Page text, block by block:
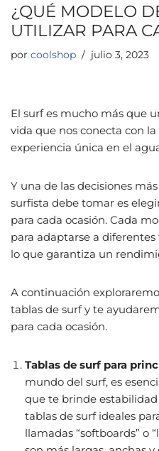
¿QUÉ MODELO
UTILIZAR PARA
por coolshop julio 3, 2023
El surf es mucho más que
vida que nos conecta con
experiencia única en el
Y una de las decisiones
surfista debe tomar es
para cada ocasión. Cada
para adaptarse a
lo que garantiza un
A continuación
tablas de surf y te
para cada ocasión.
Tablas de surf para
mundo del surf, es
que te brinde
tablas de surf ideales
llamadas “softboards” o